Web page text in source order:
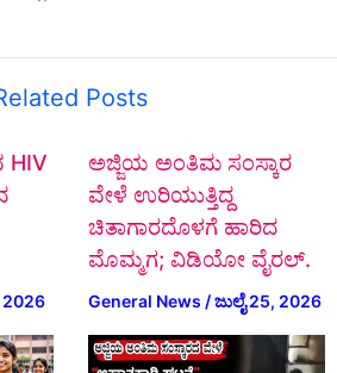
Posts
HIV
2026
ಅಜ್ಜಿಯ ಅಂತಿಮ ಸಂಸ್ಕಾರ
ವೇಳೆ ಉರಿಯುತ್ತಿದ್ದ
ಚಿತಾಗಾರದೊಳಗೆ ಹಾರಿದ
ಮೊಮ್ಮಗ; ವಿಡಿಯೋ ವೈರಲ್.
General News /ಜುಲೈ 25, 2026